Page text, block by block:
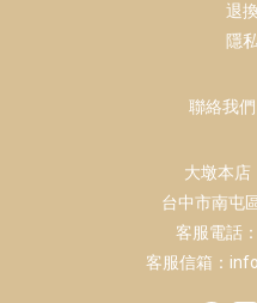
退
隱
聯絡我
大墩本店
台中市南屯
客服電話
客服信箱：